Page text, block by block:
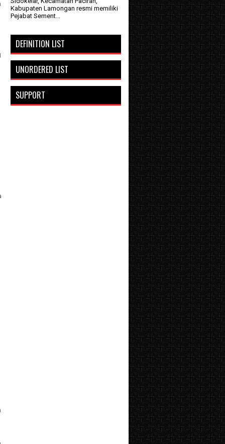
Kabupaten Lamongan resmi memiliki
Pejabat Sement...
DEFINITION LIST
UNORDERED LIST
SUPPORT